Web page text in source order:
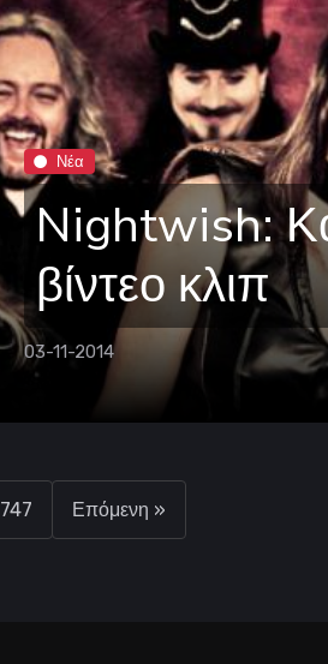
Νέα
Nightwish:
βίντεο κλιπ
03-11-2014
747 Επόμενη »